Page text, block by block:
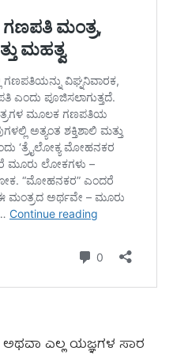
ಅಥವಾ ಎಲ್ಲ ಯಜ್ಞಗಳ ಸಾರ